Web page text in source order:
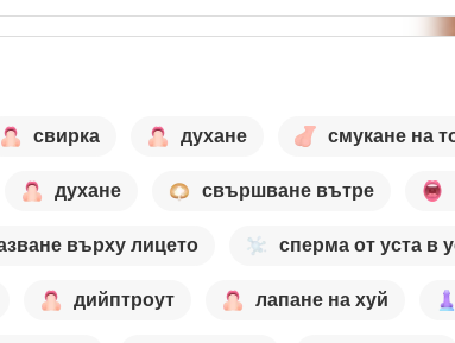
свирка духане смукане на
духане свършване вътре
върху лицето сперма от уста в
дийптроут лапане на хуй